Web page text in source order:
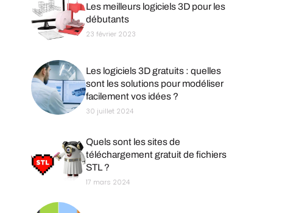
Les meilleurs logiciels 3D pour les
débutants
23 février 2023
Les logiciels 3D gratuits : quelles
sont les solutions pour modéliser
facilement vos idées ?
30 juillet 2024
Quels sont les sites de
téléchargement gratuit de fichiers
STL ?
17 mars 2024